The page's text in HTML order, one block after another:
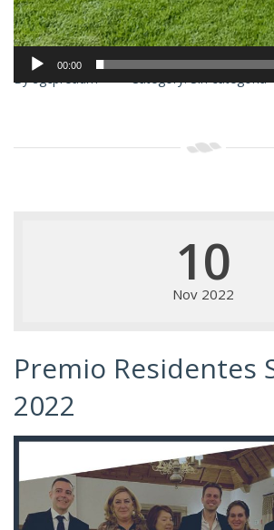
00:00
Bysgcpreadm Category:Sin categoría
10
Nov 2022
Premio Residentes
2022